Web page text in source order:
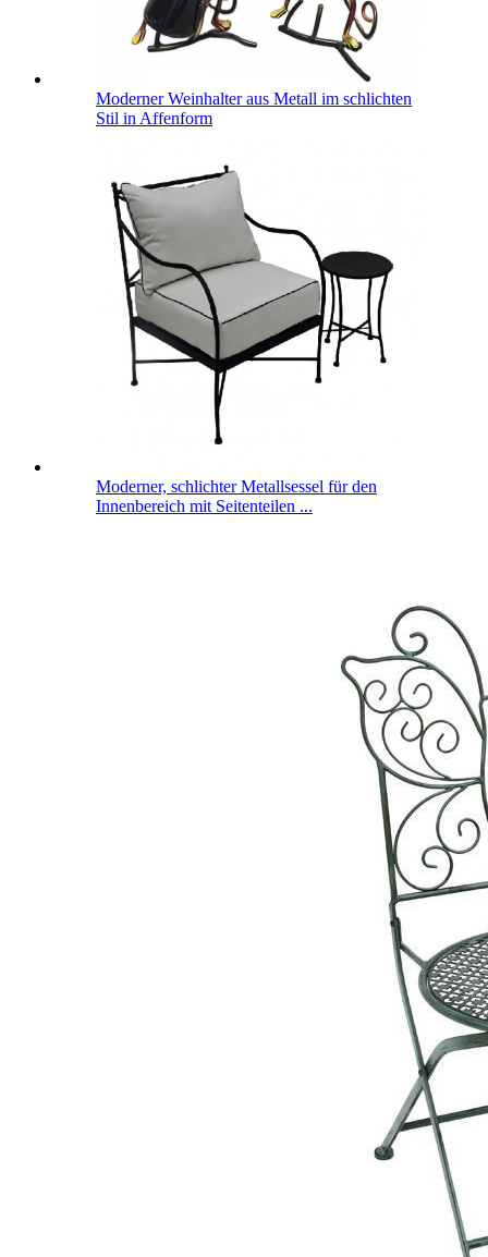
Moderner Weinhalter aus Metall im schlichten
Stil in Affenform
Moderner, schlichter Metallsessel für den
Innenbereich mit Seitenteilen ...